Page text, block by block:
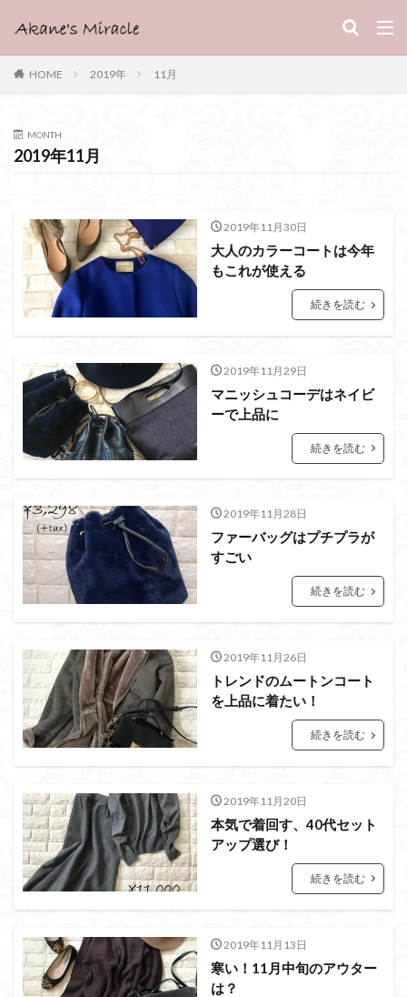
HOME 2019年 11月
MONTH
2019年11月
2019年11月30日
大人のカラーコートは今年
もこれが使える
続きを読む
2019年11月29日
マニッシュコーデはネイビ
ーで上品に
続きを読む
2019年11月28日
ファーバッグはプチプラが
すごい
続きを読む
2019年11月26日
トレンドのムートンコート
を上品に着たい！
続きを読む
2019年11月20日
本気で着回す、40代セット
アップ選び！
続きを読む
2019年11月13日
寒い！11月中旬のアウター
は？